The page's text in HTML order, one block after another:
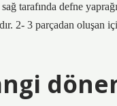
tarafında defne
2- 3 parçadan oluşan